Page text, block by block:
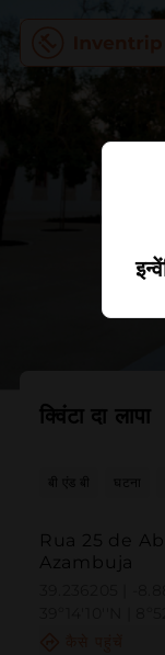
क्विंटा दा लापा
बी एंड बी घटना
Rua 25 de
Azambuja